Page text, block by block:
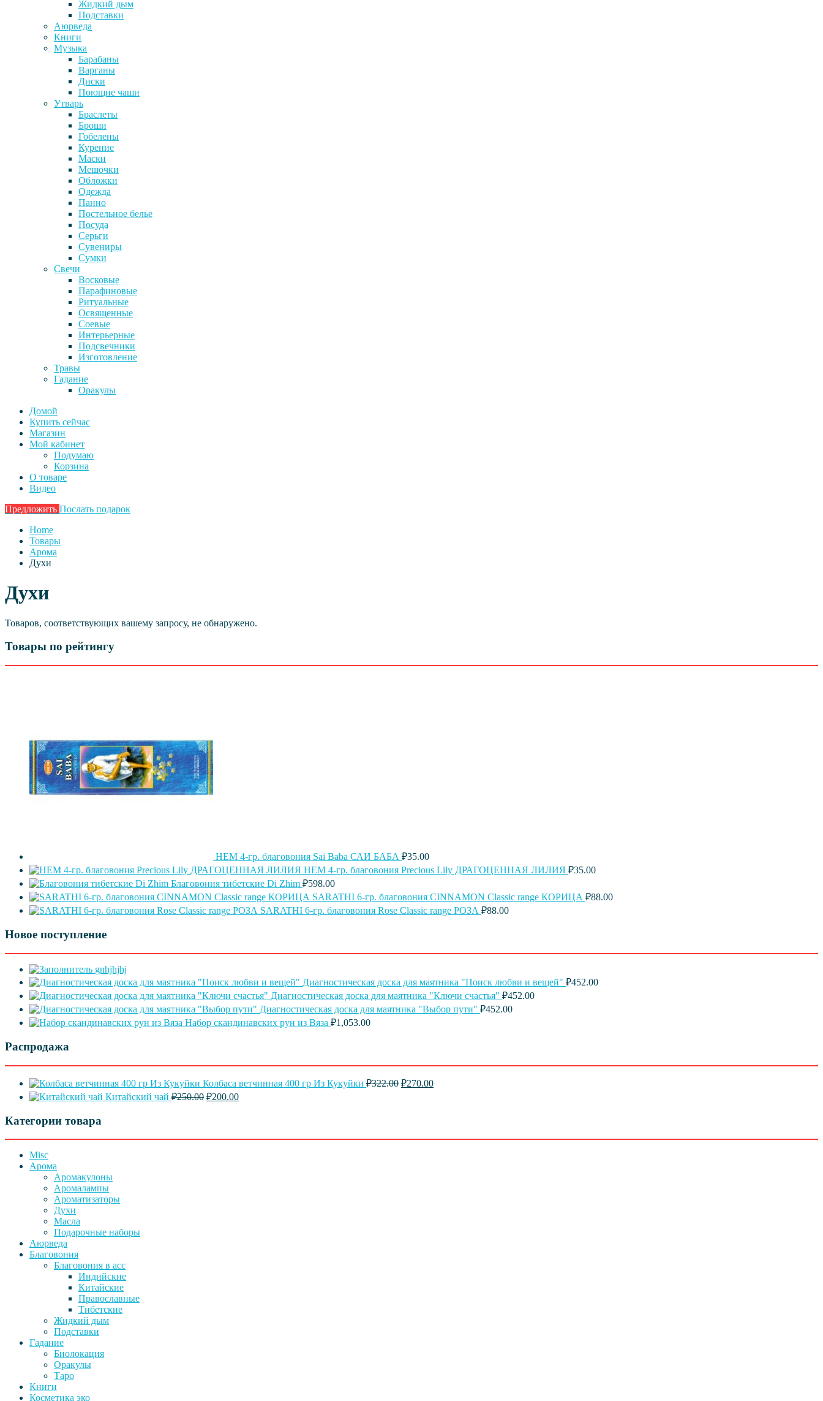
Жидкий дым
Подставки
Аюрведа
Книги
Музыка
Барабаны
Варганы
Диски
Поющие чаши
Утварь
Браслеты
Броши
Гобелены
Курение
Маски
Мешочки
Обложки
Одежда
Панно
Постельное белье
Посуда
Серьги
Сувениры
Сумки
Свечи
Восковые
Парафиновые
Ритуальные
Освященные
Соевые
Интерьерные
Подсвечники
Изготовление
Травы
Гадание
Оракулы
Домой
Купить сейчас
Магазин
Мой кабинет
Подумаю
Корзина
О товаре
Видео
Предложить Послать подарок
Home
Товары
Арома
Духи
Духи
Товаров, соответствующих вашему запросу, не обнаружено.
Товары по рейтингу
HEM 4-гр. благовония Sai Baba САИ БАБА ₽35.00
HEM 4-гр. благовония Precious Lily ДРАГОЦЕННАЯ ЛИЛИЯ ₽35.00
Благовония тибетские Di Zhim ₽598.00
SARATHI 6-гр. благовония CINNAMON Classic range КОРИЦА ₽88.00
SARATHI 6-гр. благовония Rose Classic range РОЗА ₽88.00
Новое поступление
gnhjhjhj
Диагностическая доска для маятника "Поиск любви и вещей" ₽452.00
Диагностическая доска для маятника "Ключи счастья" ₽452.00
Диагностическая доска для маятника "Выбор пути" ₽452.00
Набор скандинавских рун из Вяза ₽1,053.00
Распродажа
Колбаса ветчинная 400 гр Из Кукуйки ₽322.00 Первоначальная
₽270.00Текущая
Китайский чай ₽250.00 Первоначальная
₽200.00Текущая
Категории товара
Misc
Арома
Аромакулоны
Аромалампы
Ароматизаторы
Духи
Масла
Подарочные наборы
Аюрведа
Благовония
Благовония в асс
Индийские
Китайские
Православные
Тибетские
Жидкий дым
Подставки
Гадание
Биолокация
Оракулы
Таро
Книги
Косметика эко